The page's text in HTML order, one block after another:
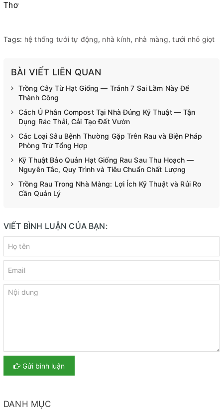
Thơ
Tags: hệ thống tưới tự động, nhà kính, nhà màng,tưới nhỏ giọt
BÀI VIẾT LIÊN QUAN
Trồng Cây Từ Hạt Giống — Tránh 7 Sai Lầm Này Để
Thành Công
Cách Ủ Phân Compost Tại Nhà Đúng Kỹ Thuật — Tận
Dụng Rác Thải, Cải Tạo Đất Vườn
Các Loại Sâu Bệnh Thường Gặp Trên Rau và Biện Pháp
Phòng Trừ Tổng Hợp
Kỹ Thuật Bảo Quản Hạt Giống Rau Sau Thu Hoạch —
Nguyên Tắc, Quy Trình và Tiêu Chuẩn Chất Lượng
Trồng Rau Trong Nhà Màng: Lợi Ích Kỹ Thuật và Rủi Ro
Cần Quản Lý
VIẾT BÌNH LUẬN CỦA BẠN:
Gửi bình luận
DANH MỤC